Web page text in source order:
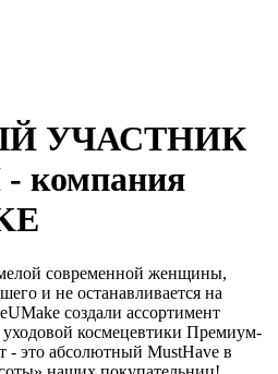
УЧАСТНИК
современной женщины,
и не останавливается на
создали ассортимент
уходовой космецевтики Премиум-
- это абсолютный MustHave в